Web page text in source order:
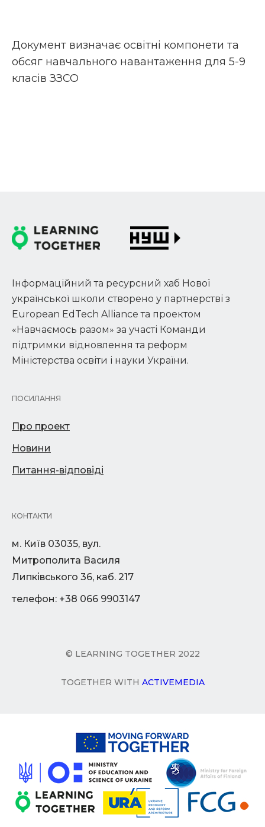
Документ визначає освітні компонети та
обсяг навчального навантаження для 5-9
класів ЗЗСО
Інформаційний та ресурсний хаб Нової
української школи створено у партнерстві з
European EdTech Alliance та проектом
«Навчаємось разом» за участі Команди
підтримки відновлення та реформ
Міністерства освіти і науки України.
ПОСИЛАННЯ
Про проект
Новини
Питання-відповіді
КОНТАКТИ
м. Київ 03035, вул.
Митрополита Василя
Липківського 36, каб. 217
телефон: +38 066 9903147
© LEARNING TOGETHER 2022
TOGETHER WITH ACTIVEMEDIA